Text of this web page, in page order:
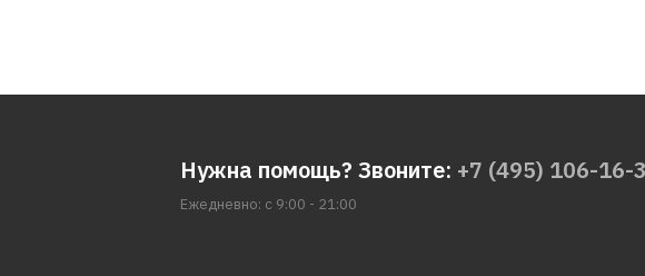
Нужна помощь? Звоните: +7 (495) 106-16-
Ежедневно: с 9:00 - 21:00